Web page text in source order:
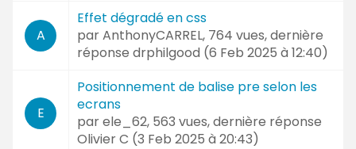
A
Effet dégradé en css
parAnthonyCARREL, 764 vues, dernière
réponse drphilgood (6 Feb 2025 à 12:40)
E
Positionnement de balise pre selon les
ecrans
parele_62, 563 vues, dernière réponse
Olivier C (3 Feb 2025 à 20:43)